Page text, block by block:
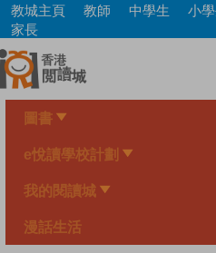
Skip
main
content
教城主頁 教師 中學生
小
家長
圖書
e悅讀學校計劃
我的閱讀城
漫話生活